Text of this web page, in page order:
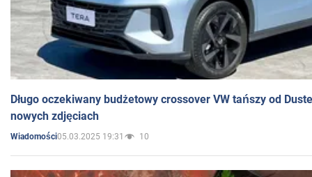
Długo oczekiwany budżetowy crossover VW tańszy od
nowych zdjęciach
Wiadomości05.03.2025 19:31 10